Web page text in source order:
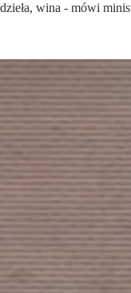
wina - mówi